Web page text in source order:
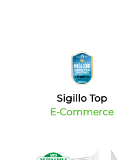
Sigillo Top
E-Commerce